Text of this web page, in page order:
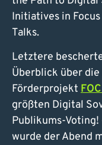
Initiatives in
Talks.
Letztere
Überblick über
Förderprojekt
größten Digital
Publikums-
wurde der Abend